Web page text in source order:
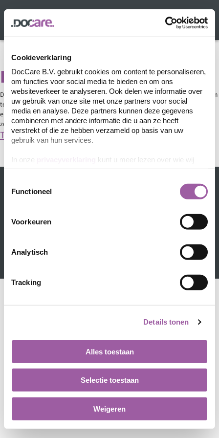
Cookieverklaring
DocCare B.V. gebruikt cookies om content te personaliseren,
om functies voor social media te bieden en om ons
websiteverkeer te analyseren. Ook delen we informatie over
uw gebruik van onze site met onze partners voor social
media en analyse. Deze partners kunnen deze gegevens
combineren met andere informatie die u aan ze heeft
verstrekt of die ze hebben verzameld op basis van uw
gebruik van hun services.
In onze
kunt u meer lezen over wie wij
zijn, hoe u contact met ons kunt opnemen en hoe we
Functioneel
Voorkeuren
Analytisch
Tracking
Details tonen
Alles toestaan
Selectie toestaan
Weigeren
Ga
naar
inhoud
DocCare
Uw
op
het
gebied
van
dataverwerking
Menu
Digitaal
De eigenschap van een computer om gegevens of een signaal in binaire vorm
te coderen, dat wil zeggen dat alle informatie in combinaties van nullen en
enen wordt uitgedrukt. Deze codering maakt het mogelijk gegevens exact,
zonder verlies, te kopiëren.
Terug